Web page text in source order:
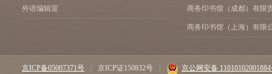
外语编辑室 商务印书馆（成都）有限
商务印书馆（上海）有限
京ICP备05007371号 京ICP证150832号
京公网安备